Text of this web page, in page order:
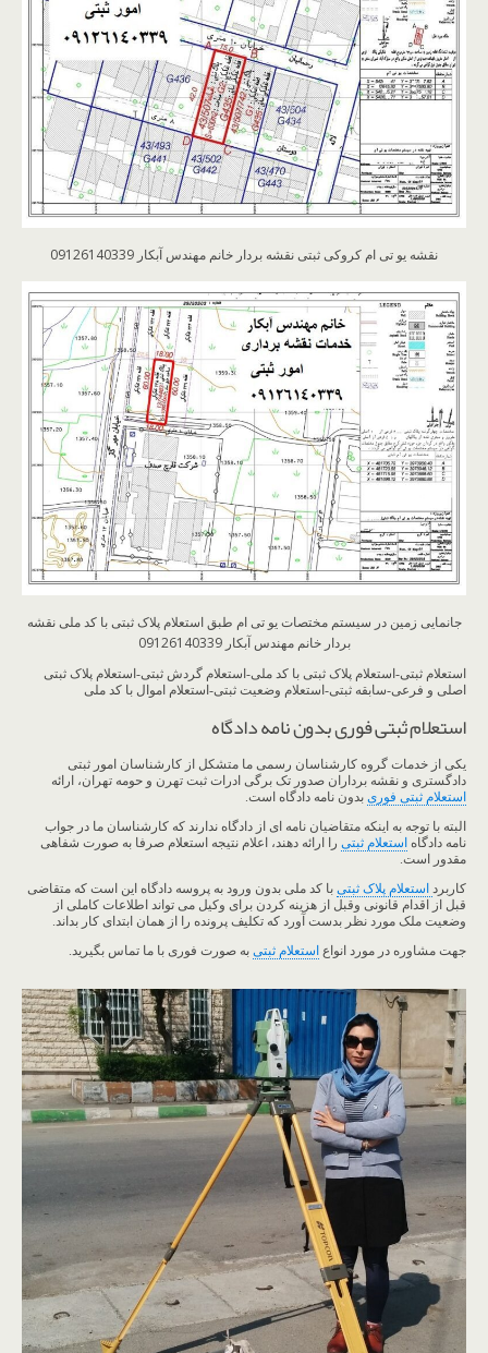
نقشه یو تی ام کروکی ثبتی نقشه بردار خانم مهندس آبکار 09126140339
جانمایی زمین در سیستم مختصات یو تی ام طبق استعلام پلاک ثبتی با کد ملی نقشه
بردار خانم مهندس آبکار 09126140339
استعلام ثبتی-استعلام پلاک ثبتی با کد ملی-استعلام گردش ثبتی-استعلام پلاک ثبتی
اصلی و فرعی-سابقه ثبتی-استعلام وضعیت ثبتی-استعلام اموال با کد ملی
استعلام ثبتی فوری بدون نامه دادگاه
یکی از خدمات گروه کارشناسان رسمی ما متشکل از کارشناسان امور ثبتی
دادگستری و نقشه برداران صدور تک برگی ادرات ثبت تهرن و حومه تهران، ارائه
استعلام ثبتی فوری بدون نامه دادگاه است.
البته با توجه به اینکه متقاضیان نامه ای از دادگاه ندارند که کارشناسان ما در جواب
نامه دادگاه استعلام ثبتی را ارائه دهند، اعلام نتیجه استعلام صرفا به صورت شفاهی
مقدور است.
کاربرد استعلام پلاک ثبتی با کد ملی بدون ورود به پروسه دادگاه این است که متقاضی
قبل از اقدام قانونی وقبل از هزینه کردن برای وکیل می تواند اطلاعات کاملی از
وضعیت ملک مورد نظر بدست آورد که تکلیف پرونده را از همان ابتدای کار بداند.
جهت مشاوره در مورد انواع استعلام ثبتی به صورت فوری با ما تماس بگیرید.